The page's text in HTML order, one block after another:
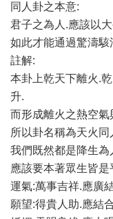
同人卦之本意:
君子之為人.應該以
如此才能通過驚濤
註解:
本卦上乾天下離火.
升.
而形成離火之熱空
所以卦名稱為天火同
我們既然都是降生
應該要本著眾生皆
運氣:萬事吉祥.應廣
願望:得貴人助.應結